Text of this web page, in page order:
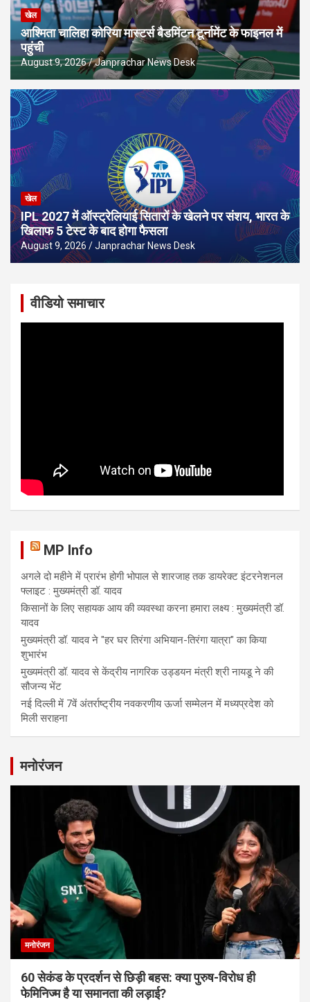
खेल
आश्मिता चालिहा कोरिया मास्टर्स बैडमिंटन टूर्नामेंट के फाइनल में
पहुंची
August 9, 2026 Janprachar News Desk
खेल
IPL 2027 में ऑस्ट्रेलियाई सितारों के खेलने पर संशय, भारत के
खिलाफ 5 टेस्ट के बाद होगा फैसला
August 9, 2026 Janprachar News Desk
वीडियो समाचार
MP Info
अगले दो महीने में प्रारंभ होगी भोपाल से शारजाह तक डायरेक्ट इंटरनेशनल
फ्लाइट : मुख्यमंत्री डॉ. यादव
किसानों के लिए सहायक आय की व्यवस्था करना हमारा लक्ष्य : मुख्यमंत्री डॉ.
यादव
मुख्यमंत्री डॉ. यादव ने "हर घर तिरंगा अभियान-तिरंगा यात्रा" का किया
शुभारंभ
मुख्यमंत्री डॉ. यादव से केंद्रीय नागरिक उड्डयन मंत्री श्री नायडू ने की
सौजन्य भेंट
नई दिल्ली में 7वें अंतर्राष्ट्रीय नवकरणीय ऊर्जा सम्मेलन में मध्यप्रदेश को
मिली सराहना
मनोरंजन
मनोरंजन
60 सेकंड के प्रदर्शन से छिड़ी बहस: क्या पुरुष-विरोध ही
फेमिनिज्म है या समानता की लड़ाई?